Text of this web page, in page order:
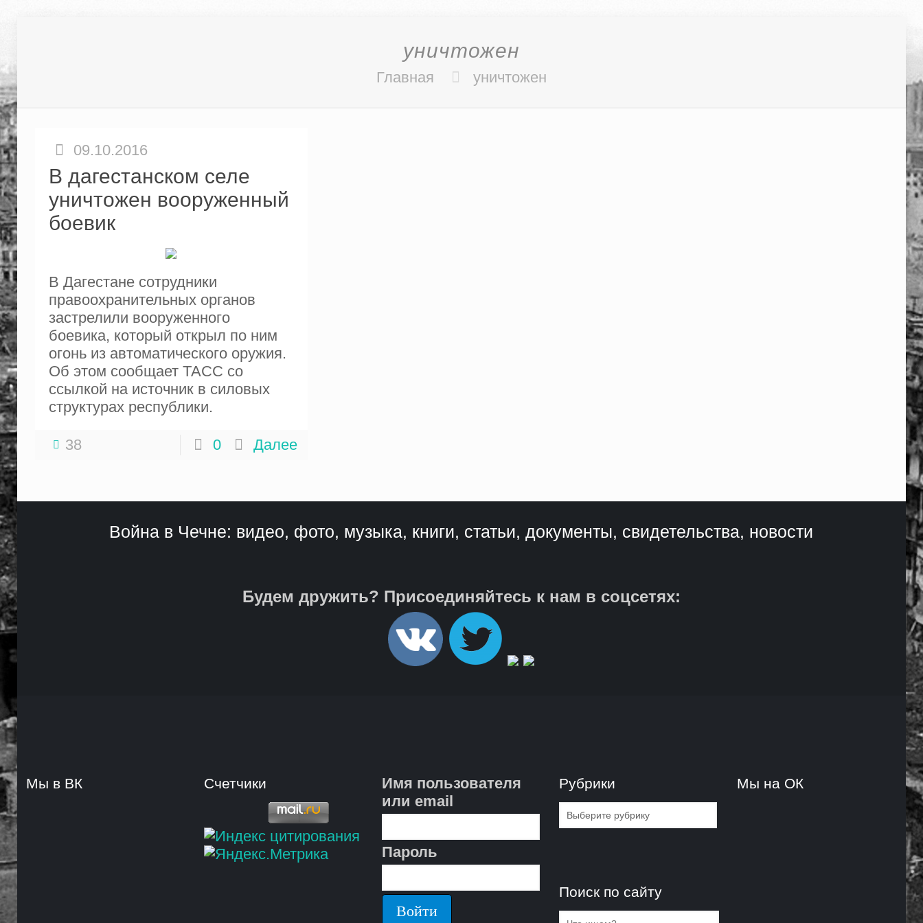
уничтожен
Главная уничтожен
09.10.2016
В дагестанском селе
уничтожен вооруженный
боевик
В Дагестане сотрудники
правоохранительных органов
застрелили вооруженного
боевика, который открыл по ним
огонь из автоматического оружия.
Об этом сообщает ТАСС со
ссылкой на источник в силовых
структурах республики.
38 0 Далее
Война в Чечне: видео, фото, музыка, книги, статьи, документы, свидетельства, новости
Будем дружить? Присоединяйтесь к нам в соцсетях:
Мы в ВК Счетчики
Имя пользователя
или email
Пароль
Рубрики
Рубрики
Поиск по сайту
Мы на ОК